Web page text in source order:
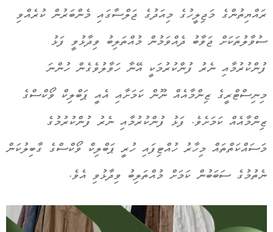
ރައްޔިތުންގެ މަޖިލީހުގެ މިއަދުގެ ޖަލްސާގައި މެންބަރުން ކުރެއްވި
ސުވާލުތަކަށް ޖަވާބު ދެއްވަމުން މުއްތަލިބު ވިދާޅުވީ ފަޅު
ފުންކުރުމާއި ނެރު ފުންކުރުމަކީ އޭނާ ހަވާލުވެގެން ހުންނަ
މިނިސްޓްރީގެ ޒިންމާއެއް ނޫން ކަމަށާއި އެއީ ޕަބްލިކް ވޯކްސްގެ
ޒިންމާއެއް ކަމަށެވެ. ފަޅު ފުންކުރުމާއި ނެރު ފުންކުރުމުގެ
މަސައްކަތްތައް މިހާރު ހުއްޓިފައި ހުރީ ޕަބްލިކް ވޯކްސްގެ ގާބިލުކަން
ނެތުމުގެ ސަބަބުން ކަމަށް މުއްތަލިބު ވިދާޅުވި އެވެ.